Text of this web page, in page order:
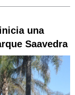
una
Saavedra